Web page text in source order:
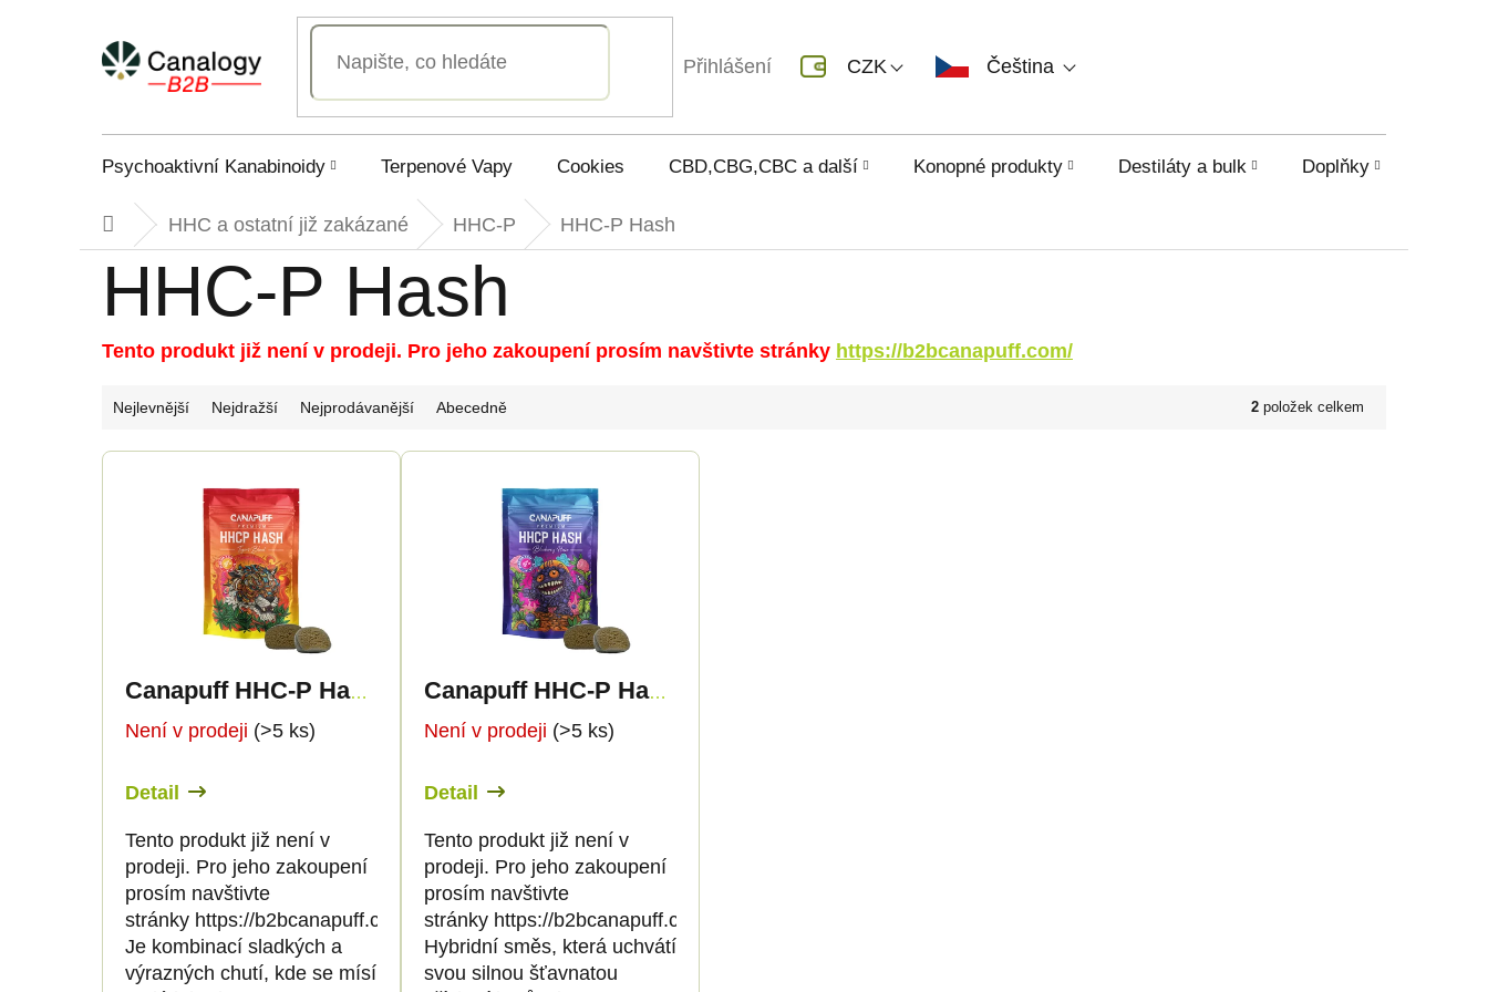
CZK Čeština
Přihlášení
Psychoaktivní Kanabinoidy Terpenové Vapy Cookies CBD,CBG,CBC a další Konopné produkty Destiláty a bulk Doplňky
DomůHHC a ostatní již zakázané HHC-P HHC-P Hash
HHC-P Hash
Tento produkt již není v prodeji. Pro jeho zakoupení prosím navštivte stránky https://b2bcanapuff.com/
Ř
a
p
o
d
u
Nejlevnější Nejdražší Nejprodávanější Abecedně 2 položek celkem
V
s
p
o
d
u
Canapuff HHC-P Hash - Tigers Blood - 60%
Není v prodeji (>5 ks)
Detail
Tento produkt již není v
prodeji. Pro jeho zakoupení
prosím navštivte
stránky https://b2bcanapuff.com/
Je kombinací sladkých a
výrazných chutí, kde se mísí
Canapuff HHC-P Hash - Blueberry Haze - 60%
Není v prodeji (>5 ks)
Detail
Tento produkt již není v
prodeji. Pro jeho zakoupení
prosím navštivte
stránky https://b2bcanapuff.com/
Hybridní směs, která uchvátí
svou silnou šťavnatou